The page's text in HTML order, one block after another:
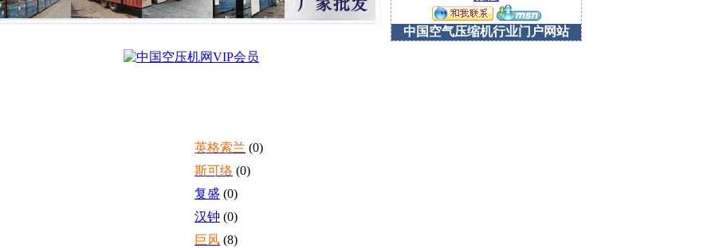
中国空气压缩机行业门户网站
英格索兰 (0)
斯可络 (0)
复盛 (0)
汉钟 (0)
巨风 (8)